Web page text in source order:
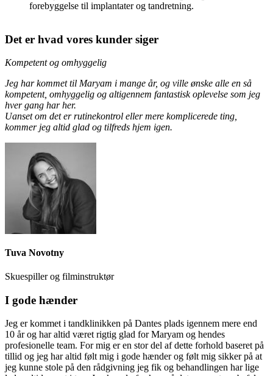
forebyggelse til implantater og tandretning.
Det er hvad vores kunder siger
Kompetent og omhyggelig
Jeg har kommet til Maryam i mange år, og ville ønske alle en så
kompetent, omhyggelig og altigennem fantastisk oplevelse som jeg
hver gang har her.
Uanset om det er rutinekontrol eller mere komplicerede ting,
kommer jeg altid glad og tilfreds hjem igen.
Tuva Novotny
Skuespiller og filminstruktør
I gode hænder
Jeg er kommet i tandklinikken på Dantes plads igennem mere end
10 år og har altid været rigtig glad for Maryam og hendes
profesionelle team. For mig er en stor del af dette forhold baseret på
tillid og jeg har altid følt mig i gode hænder og følt mig sikker på at
jeg kunne stole på den rådgivning jeg fik og behandlingen har lige